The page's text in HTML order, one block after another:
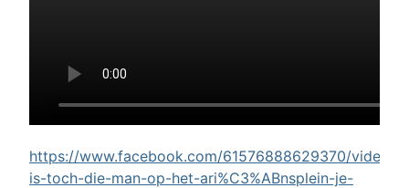
https://www.facebook.com/61576888629370/videos/
is-toch-die-man-op-het-ari%C3%ABnsplein-je-